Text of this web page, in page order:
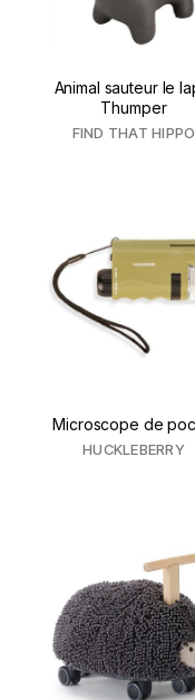
Animal sauteur le
Thumper
FIND THAT HIPPO
Microscope de
HUCKLEBERRY